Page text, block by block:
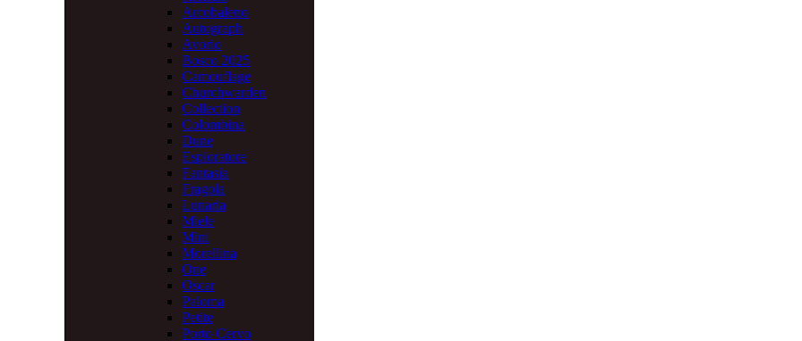
Arcobaleno
Autograph
Avorio
Bosco 2025
Camouflage
Churchwarden
Collection
Colombina
Dune
Esploratore
Fantasia
Fragola
Lunaria
Miele
Mini
Morellina
One
Oscar
Paloma
Petite
Porto Cervo